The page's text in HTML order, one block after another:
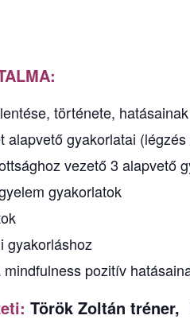
története,
alapvető gyakorlatai
vezető 3 alapvető
gyakorlatok
gyakorláshoz
pozitív
Török Zoltán tréner,